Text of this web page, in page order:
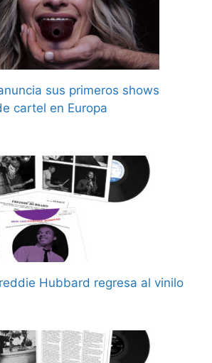
sus primeros shows
cartel en Europa
Hubbard regresa al vinilo